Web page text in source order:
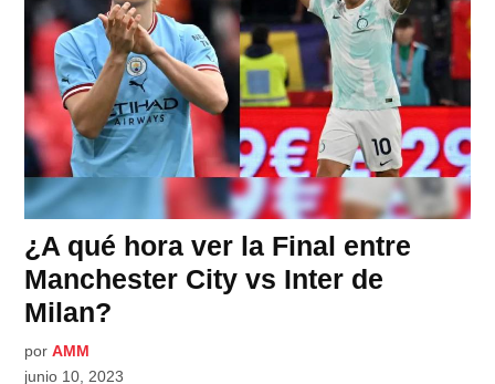
¿A qué hora ver la Final entre
Manchester City vs Inter de
Milan?
por AMM
junio 10, 2023